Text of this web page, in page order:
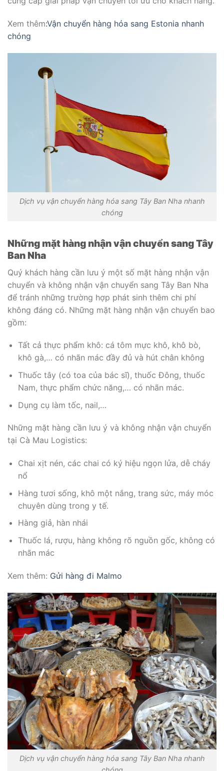
Xem thêm:Vận chuyển hàng hóa sang Estonia nhanh
chóng
Dịch vụ vận chuyển hàng hóa sang Tây Ban Nha nhanh
chóng
Những mặt hàng nhận vận chuyển sang Tây
Ban Nha
Quý khách hàng cần lưu ý một số mặt hàng nhận vận
chuyển và không nhận vận chuyển sang Tây Ban Nha
để tránh những trường hợp phát sinh thêm chi phí
không đáng có. Những mặt hàng nhận vận chuyển bao
gồm:
Tất cả thực phẩm khô: cá tôm mực khô, khô bò,
khô gà,… có nhãn mác đầy đủ và hút chân không
Thuốc tây (có toa của bác sĩ), thuốc Đông, thuốc
Nam, thực phẩm chức năng,… có nhãn mác.
Dụng cụ làm tốc, nail,…
Những mặt hàng cần lưu ý và không nhận vận chuyển
tại Cà Mau Logistics:
Chai xịt nén, các chai có ký hiệu ngọn lửa, dễ cháy
nổ
Hàng tươi sống, khô một nắng, trang sức, máy móc
chuyên dùng trong y tế.
Hàng giả, hàn nhái
Thuốc lá, rượu, hàng không rõ nguồn gốc, không có
nhãn mác
Xem thêm: Gửi hàng đi Malmo
Dịch vụ vận chuyển hàng hóa sang Tây Ban Nha nhanh